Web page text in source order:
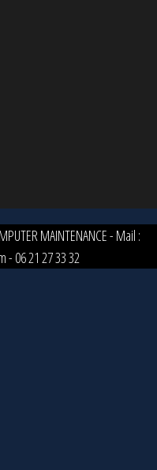
MAINTENANCE - Mail :
- 06 21 27 33 32